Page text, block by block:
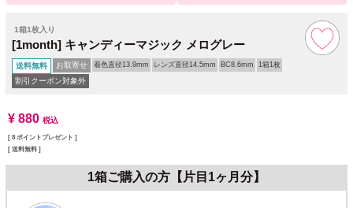
1箱1枚入り
[1month] キャンディーマジック メログレー
送料無料 お取寄せ 着色直径13.9mm レンズ直径14.5mm BC8.6mm 1箱1枚
割引クーポン対象外
¥ 880 税込
[ 8 ポイントプレゼント ]
送料無料
1箱ご購入の方【片目1ヶ月分】